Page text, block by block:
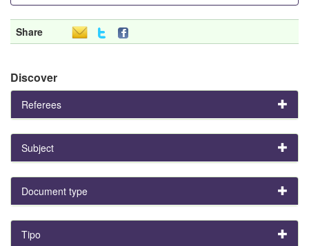
Share
Discover
Referees
Subject
Document type
Tipo